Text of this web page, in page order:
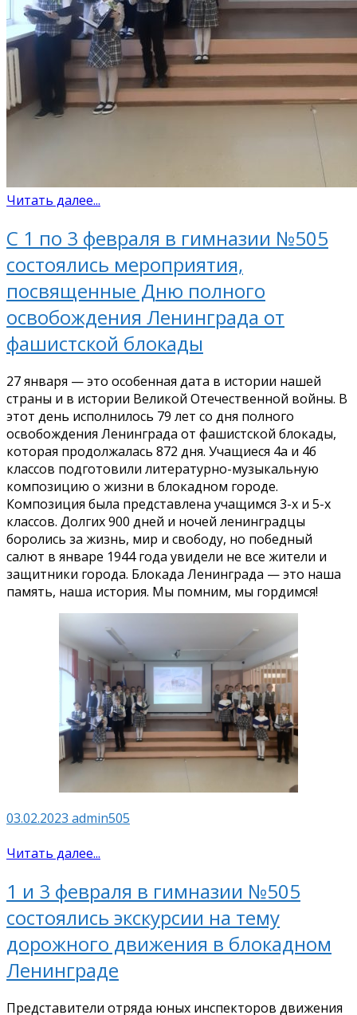
Читать далее...
С 1 по 3 февраля в гимназии №505
состоялись мероприятия,
посвященные Дню полного
освобождения Ленинграда от
фашистской блокады
27 января — это особенная дата в истории нашей
страны и в истории Великой Отечественной войны. В
этот день исполнилось 79 лет со дня полного
освобождения Ленинграда от фашистской блокады,
которая продолжалась 872 дня. Учащиеся 4а и 4б
классов подготовили литературно-музыкальную
композицию о жизни в блокадном городе.
Композиция была представлена учащимся 3-х и 5-х
классов. Долгих 900 дней и ночей ленинградцы
боролись за жизнь, мир и свободу, но победный
салют в январе 1944 года увидели не все жители и
защитники города. Блокада Ленинграда — это наша
память, наша история. Мы помним, мы гордимся!
03.02.2023 admin505
Читать далее...
1 и 3 февраля в гимназии №505
состоялись экскурсии на тему
дорожного движения в блокадном
Ленинграде
Представители отряда юных инспекторов движения